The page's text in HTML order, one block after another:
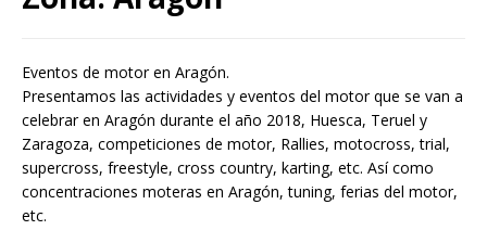
Eventos de motor en Aragón.
Presentamos las actividades y eventos del motor que se van a
celebrar en Aragón durante el año 2018, Huesca, Teruel y
Zaragoza, competiciones de motor, Rallies, motocross, trial,
supercross, freestyle, cross country, karting, etc. Así como
concentraciones moteras en Aragón, tuning, ferias del motor,
etc.